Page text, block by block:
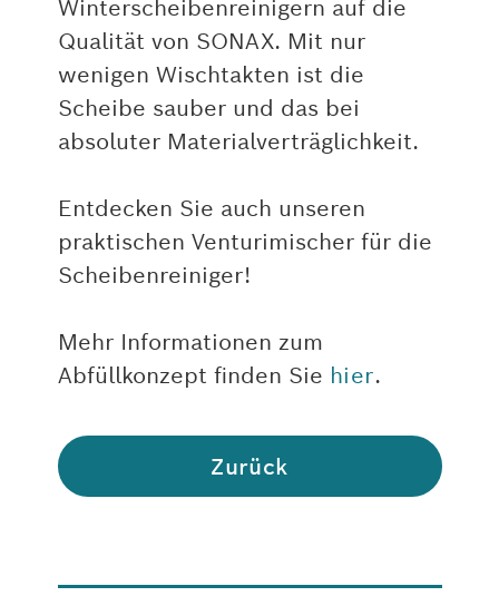
Winterscheibenreinigern auf die
Qualität von SONAX. Mit nur
wenigen Wischtakten ist die
Scheibe sauber und das bei
absoluter Materialverträglichkeit.
Entdecken Sie auch unseren
praktischen Venturimischer für die
Scheibenreiniger!
Mehr Informationen zum
Abfüllkonzept finden Sie hier.
Zurück